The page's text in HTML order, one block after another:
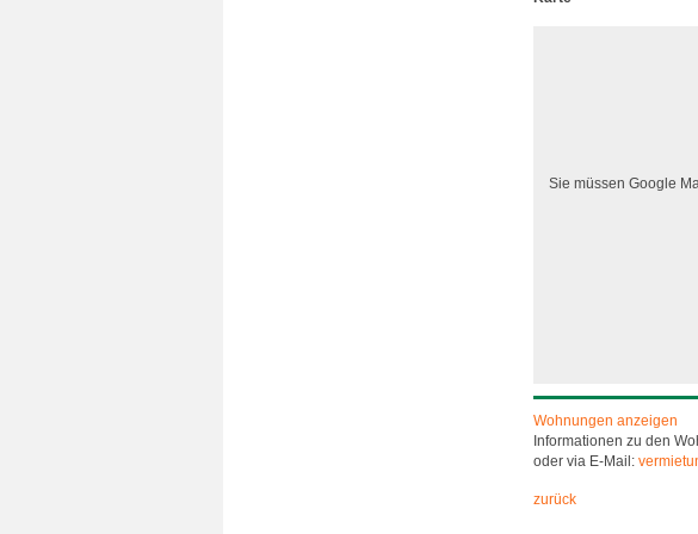
Sie müssen Google
Wohnungen anzeigen
Informationen zu den
oder via E-Mail:
zurück